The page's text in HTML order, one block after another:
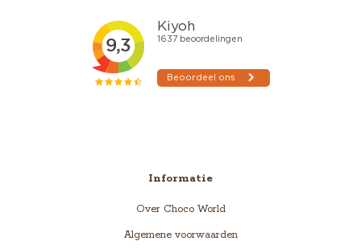
Informatie
Over Choco World
Algemene voorwaarden